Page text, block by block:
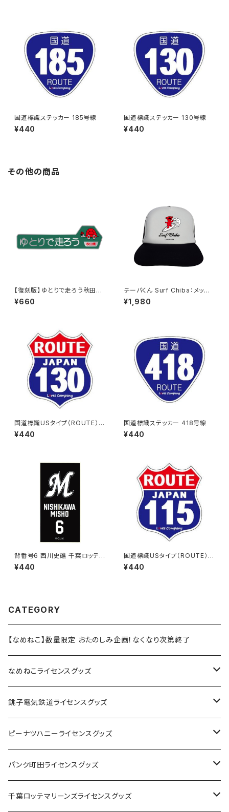
国道標識ステッカー 185号線
¥440
国道標識ステッカー 130号線
¥440
その他の商品
【復刻版】ゆとりで走ろう秋田県
（緑）：ステッカー（大）
¥660
チーバくん Surf Chiba：メッシ
ュキャップ（Aホワイト）
¥1,980
国道標識USタイプ（ROUTE）ス
テッカー 130号線
¥440
国道標識ステッカー 418号線
¥440
背番号6 西川史礁 千葉ロッテマ
リーンズ 選手ステッカー（ブラッ
クB)
¥440
国道標識USタイプ（ROUTE）ス
テッカー 115号線
¥440
CATEGORY
【なめねこ】数量限定 おたのしみ企画！なくなり次第終了
なめねこライセンスグッズ
Tシャツ
キャップ
ステッカー
缶バッジ
銚子電気鉄道ライセンスグッズ
ステッカー
缶バッジ
アクリルキーホルダー
ピーナツハニーライセンスグッズ
Tシャツ
キャップ
パンク町田ライセンスグッズ
Tシャツ
千葉ロッテマリーンズライセンスグッズ